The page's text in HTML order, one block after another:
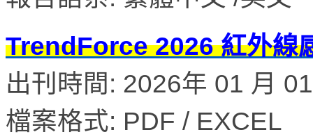
TrendForce 2026 紅外線
出刊時間: 2026年 01 月
檔案格式: PDF / EXCEL